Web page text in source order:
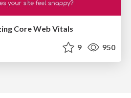
Core Web Vitals
9 950